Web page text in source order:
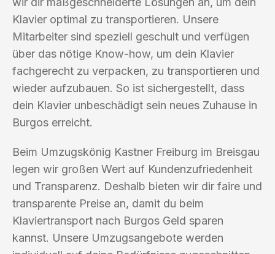
Klavier optimal zu transportieren. Unsere
Mitarbeiter sind speziell geschult und verfügen
über das nötige Know-how, um dein Klavier
fachgerecht zu verpacken, zu transportieren und
wieder aufzubauen. So ist sichergestellt, dass
dein Klavier unbeschädigt sein neues Zuhause in
Burgos erreicht.
Beim Umzugskönig Kastner Freiburg im Breisgau
legen wir großen Wert auf Kundenzufriedenheit
und Transparenz. Deshalb bieten wir dir faire und
transparente Preise an, damit du beim
Klaviertransport nach Burgos Geld sparen
kannst. Unsere Umzugsangebote werden